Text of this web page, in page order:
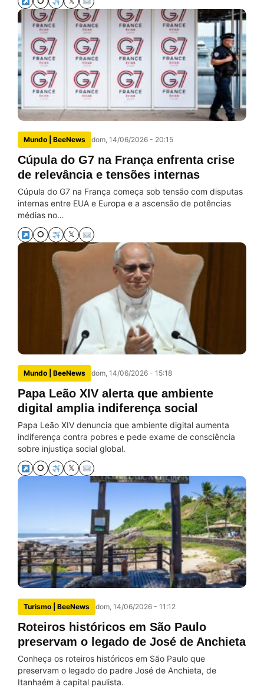
Mundo | BeeNews dom, 14/06/2026 - 20:15
Cúpula do G7 na França enfrenta crise
de relevância e tensões internas
Cúpula do G7 na França começa sob tensão com disputas
internas entre EUA e Europa e a ascensão de potências
médias no…
⭘ 𝕏
Mundo | BeeNews dom, 14/06/2026 - 15:18
Papa Leão XIV alerta que ambiente
digital amplia indiferença social
Papa Leão XIV denuncia que ambiente digital aumenta
indiferença contra pobres e pede exame de consciência
sobre injustiça social global.
⭘ 𝕏
Turismo | BeeNews dom, 14/06/2026 - 11:12
Roteiros históricos em São Paulo
preservam o legado de José de Anchieta
Conheça os roteiros históricos em São Paulo que
preservam o legado do padre José de Anchieta, de
Itanhaém à capital paulista.